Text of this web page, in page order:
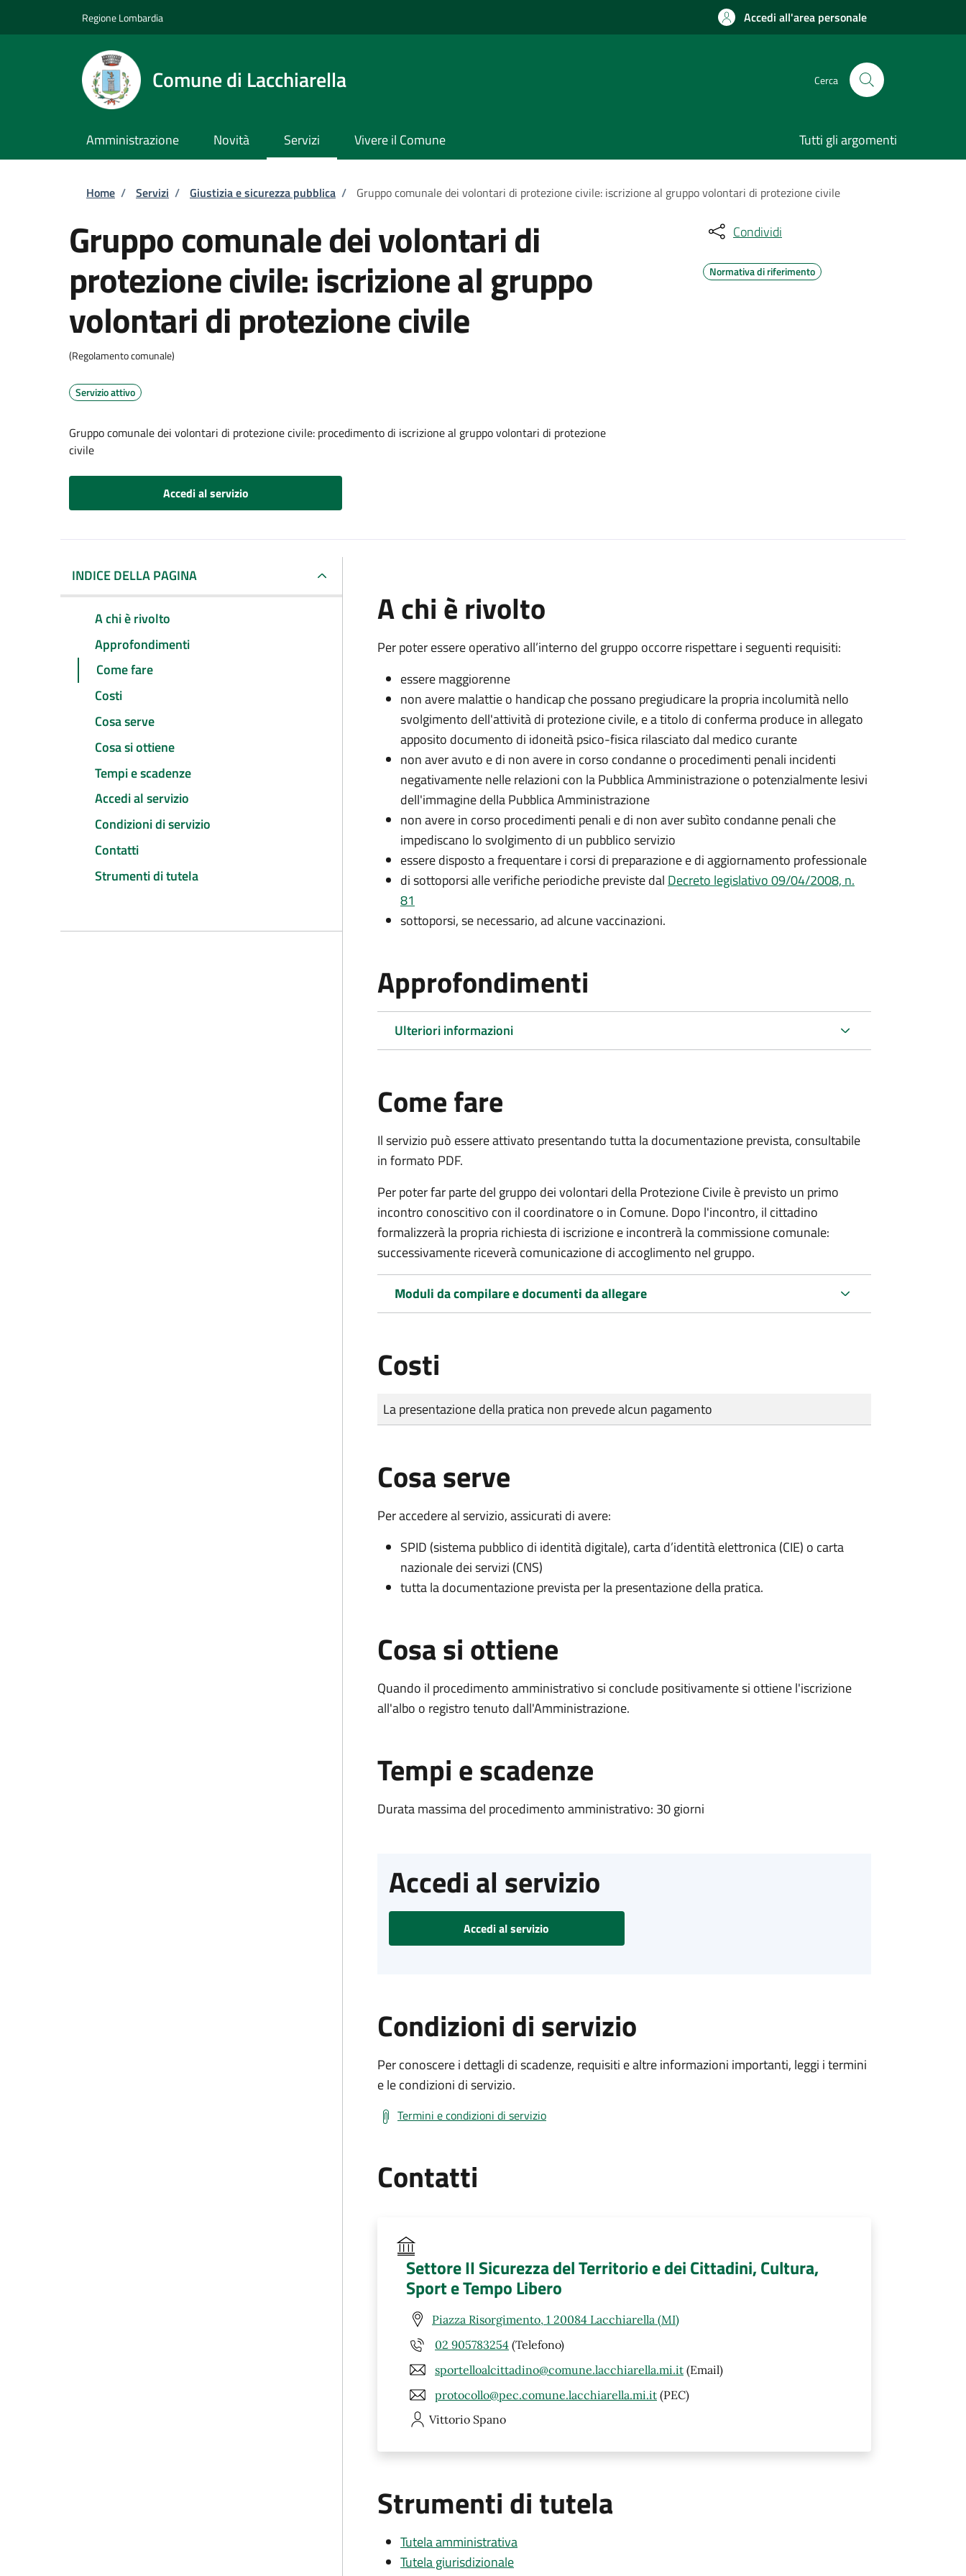
Regione Lombardia Accedi all'area personale
Comune di Lacchiarella Cerca
Amministrazione Novità Servizi Vivere il Comune Tutti gli argomenti
Briciole di pane
Home / Servizi / Giustizia e sicurezza pubblica / Gruppo comunale dei volontari di protezione civile: iscrizione al gruppo volontari di protezione civile
Gruppo comunale dei volontari di
protezione civile: iscrizione al gruppo
volontari di protezione civile
(Regolamento comunale)
Servizio attivo
Gruppo comunale dei volontari di protezione civile: procedimento di iscrizione al gruppo volontari di protezione
civile
Accedi al servizio
Condividi
Normativa di riferimento
INDICE DELLA PAGINA
A chi è rivolto
Approfondimenti
Come fare
Costi
Cosa serve
Cosa si ottiene
Tempi e scadenze
Accedi al servizio
Condizioni di servizio
Contatti
Strumenti di tutela
A chi è rivolto
Per poter essere operativo all’interno del gruppo occorre rispettare i seguenti requisiti:
essere maggiorenne
non avere malattie o handicap che possano pregiudicare la propria incolumità nello
svolgimento dell'attività di protezione civile, e a titolo di conferma produce in allegato
apposito documento di idoneità psico-fisica rilasciato dal medico curante
non aver avuto e di non avere in corso condanne o procedimenti penali incidenti
negativamente nelle relazioni con la Pubblica Amministrazione o potenzialmente lesivi
dell'immagine della Pubblica Amministrazione
non avere in corso procedimenti penali e di non aver subìto condanne penali che
impediscano lo svolgimento di un pubblico servizio
essere disposto a frequentare i corsi di preparazione e di aggiornamento professionale
di sottoporsi alle verifiche periodiche previste dal Decreto legislativo 09/04/2008, n.
81
sottoporsi, se necessario, ad alcune vaccinazioni.
Approfondimenti
Ulteriori informazioni
Come fare
Il servizio può essere attivato presentando tutta la documentazione prevista, consultabile
in formato PDF.
Per poter far parte del gruppo dei volontari della Protezione Civile è previsto un primo
incontro conoscitivo con il coordinatore o in Comune. Dopo l'incontro, il cittadino
formalizzerà la propria richiesta di iscrizione e incontrerà la commissione comunale:
successivamente riceverà comunicazione di accoglimento nel gruppo.
Moduli da compilare e documenti da allegare
Costi
Tipo di pagamento
Importo
La presentazione della pratica non prevede alcun pagamento
Cosa serve
Per accedere al servizio, assicurati di avere:
SPID (sistema pubblico di identità digitale), carta d’identità elettronica (CIE) o carta
nazionale dei servizi (CNS)
tutta la documentazione prevista per la presentazione della pratica.
Cosa si ottiene
Quando il procedimento amministrativo si conclude positivamente si ottiene l'iscrizione
all'albo o registro tenuto dall'Amministrazione.
Tempi e scadenze
Durata massima del procedimento amministrativo: 30 giorni
Accedi al servizio
Accedi al servizio
Condizioni di servizio
Per conoscere i dettagli di scadenze, requisiti e altre informazioni importanti, leggi i termini
e le condizioni di servizio.
Termini e condizioni di servizio
Contatti
Settore II Sicurezza del Territorio e dei Cittadini, Cultura,
Sport e Tempo Libero
Piazza Risorgimento, 1 20084 Lacchiarella (MI)
02 905783254 (Telefono)
sportelloalcittadino@comune.lacchiarella.mi.it (Email)
protocollo@pec.comune.lacchiarella.mi.it (PEC)
Vittorio Spano
Strumenti di tutela
Tutela amministrativa
Tutela giurisdizionale